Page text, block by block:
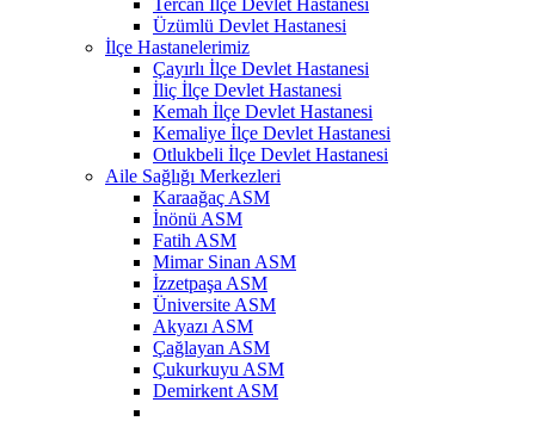
Üzümlü Devlet Hastanesi
İlçe Hastanelerimiz
Çayırlı İlçe Devlet Hastanesi
İliç İlçe Devlet Hastanesi
Kemah İlçe Devlet Hastanesi
Kemaliye İlçe Devlet Hastanesi
Otlukbeli İlçe Devlet Hastanesi
Aile Sağlığı Merkezleri
Karaağaç ASM
İnönü ASM
Fatih ASM
Mimar Sinan ASM
İzzetpaşa ASM
Üniversite ASM
Akyazı ASM
Çağlayan ASM
Çukurkuyu ASM
Demirkent ASM